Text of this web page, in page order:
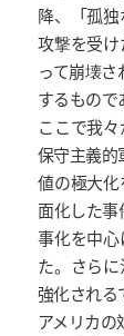
降、「孤
攻撃を受
って崩壊
するもので
ここで我
保守主義的
値の極大
面化した
事化を中
た。さら
強化される
アメリカの